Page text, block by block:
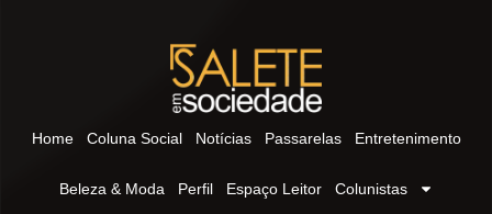
Home Coluna Social Notícias Passarelas Entretenimento
Beleza & Moda Perfil Espaço Leitor Colunistas